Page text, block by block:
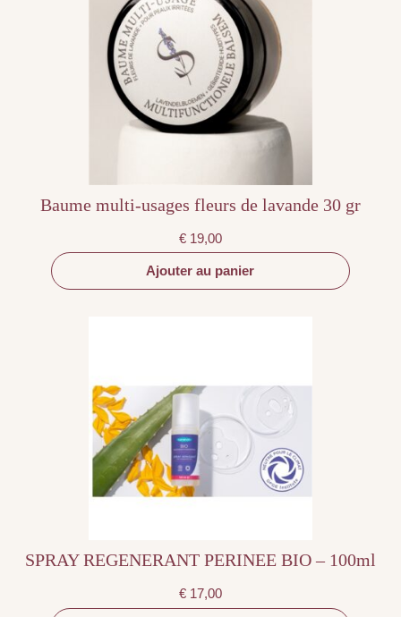
Baume multi-usages fleurs de lavande 30 gr
€ 19,00
Ajouter au panier
SPRAY REGENERANT PERINEE BIO – 100ml
€ 17,00